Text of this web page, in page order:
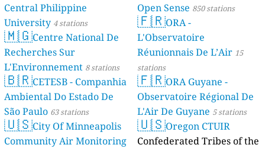
Central Philippine
University 4 stations
🇲🇬Centre National De
Recherches Sur
L'Environnement 8 stations
🇧🇷CETESB - Companhia
Ambiental Do Estado De
São Paulo 63 stations
🇺🇸City Of Minneapolis
Community Air Monitoring
Open Sense 850 stations
🇫🇷ORA -
L'Observatoire
Réunionnais De L’Air 15
stations
🇫🇷ORA Guyane -
Observatoire Régional De
L'Air De Guyane 5 stations
🇺🇸Oregon CTUIR
Confederated Tribes of the